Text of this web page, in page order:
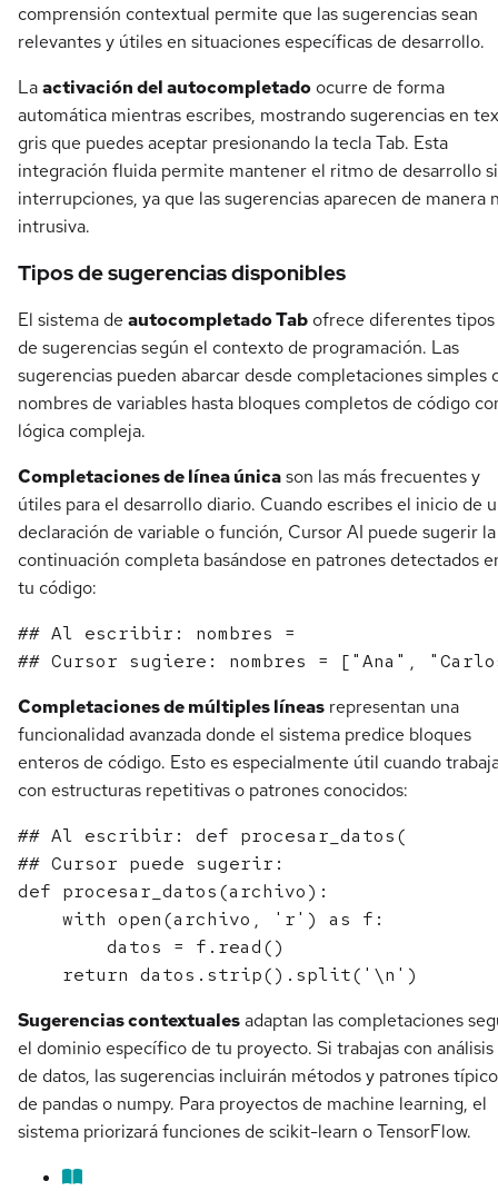
comprensión contextual permite que las sugerencias sean
relevantes y útiles en situaciones específicas de desarrollo.
Laactivación del autocompletado ocurre de forma
automática mientras escribes, mostrando sugerencias en
gris que puedes aceptar presionando la tecla Tab. Esta
integración fluida permite mantener el ritmo de desarrollo
interrupciones, ya que las sugerencias aparecen de manera
intrusiva.
Tipos de sugerencias disponibles
El sistema de autocompletado Tab ofrece diferentes tipos
de sugerencias según el contexto de programación. Las
sugerencias pueden abarcar desde completaciones simples
nombres de variables hasta bloques completos de código
lógica compleja.
Completaciones de línea únicason las más frecuentes y
útiles para el desarrollo diario. Cuando escribes el inicio de
declaración de variable o función, Cursor AI puede sugerir la
continuación completa basándose en patrones detectados
tu código:
## Al escribir: nombres =
Completaciones de múltiples líneas representan una
funcionalidad avanzada donde el sistema predice bloques
enteros de código. Esto es especialmente útil cuando
con estructuras repetitivas o patrones conocidos:
## Al escribir: def procesar_datos(
## Cursor puede sugerir:
def procesar_datos(archivo):
    with open(archivo, 'r') as f:
        datos = f.read()
Sugerencias contextualesadaptan las completaciones
el dominio específico de tu proyecto. Si trabajas con análisis
de datos, las sugerencias incluirán métodos y patrones
de pandas o numpy. Para proyectos de machine learning, el
sistema priorizará funciones de scikit-learn o TensorFlow.